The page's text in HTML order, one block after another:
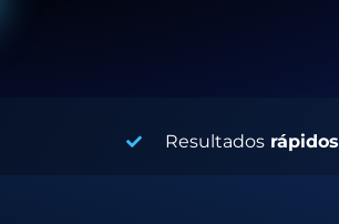
Resultadosrápidos